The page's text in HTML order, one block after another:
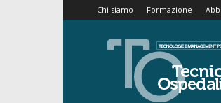
Chi siamo Formazione
Tecnica
Ospedaliera